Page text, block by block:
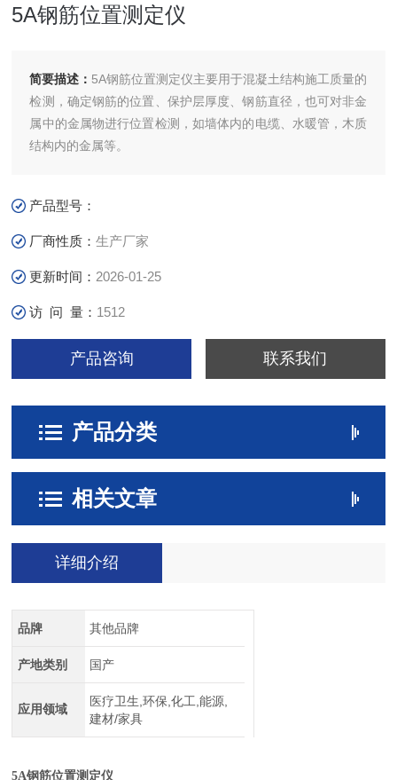
5A钢筋位置测定仪
简要描述： 5A钢筋位置测定仪主要用于混凝土结构施工质量的
检测，确定钢筋的位置、保护层厚度、钢筋直径，也可对非金
属中的金属物进行位置检测，如墙体内的电缆、水暖管，木质
结构内的金属等。
产品型号：
厂商性质：生产厂家
更新时间： 2026-01-25
访 问 量： 1512
产品咨询 联系我们
产品分类
相关文章
详细介绍
品牌 其他品牌
产地类别 国产
应用领域
医疗卫生,环保,化工,能源,
建材/家具
5A钢筋位置测定仪